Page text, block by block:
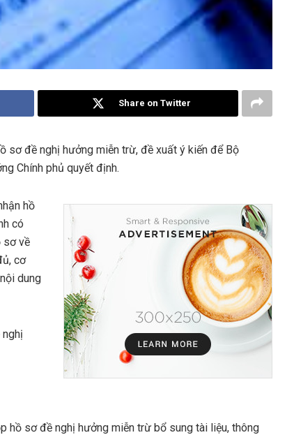
Share on Twitter
sơ đề nghị hưởng miễn trừ, đề xuất ý kiến để Bộ
Chính phủ quyết định.
hồ
có
sơ về
cơ
dung
hồ sơ đề nghị hưởng miễn trừ bổ sung tài liệu, thông